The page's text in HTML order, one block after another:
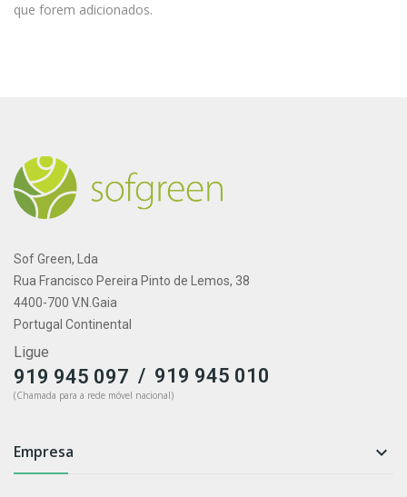
que forem adicionados.
Sof Green, Lda
Rua Francisco Pereira Pinto de Lemos, 38
4400-700 V.N.Gaia
Portugal Continental
Ligue
919 945 097 / 919 945 010
(Chamada para a rede móvel nacional)
Empresa 